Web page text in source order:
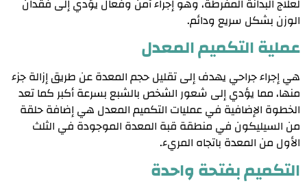
لعلاج البدانة المفرطة، وهو إجراء آمن وفعال يؤدي إلى فقدان
الوزن بشكل سريع ودائم.
عملية التكميم المعدل
هي إجراء جراحي يهدف إلى تقليل حجم المعدة عن طريق إزالة جزء
منها، مما يؤدي إلى شعور الشخص بالشبع بسرعة أكبر كما تعد
الخطوة الإضافية في عمليات التكميم المعدل هي إضافة حلقة
من السيليكون في منطقة قبة المعدة الموجودة في الثلث
الأول من المعدة باتجاه المريء.
التكميم بفتحة واحدة